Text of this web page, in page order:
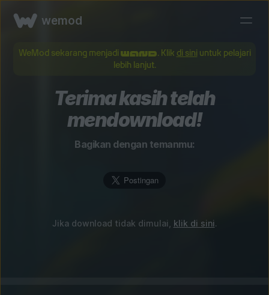
wemod
WeMod sekarang menjadi . Klik di sini untuk pelajari
lebih lanjut.
Terima kasih telah
mendownload!
Bagikan dengan temanmu:
Jika download tidak dimulai, klik di sini.